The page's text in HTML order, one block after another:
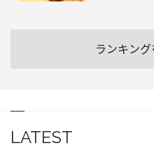
ランキン
LATEST